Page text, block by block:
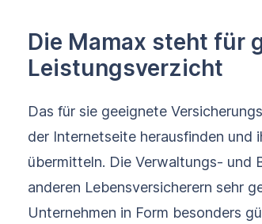
Die Mamax steht für
Leistungsverzicht
Das für sie geeignete
der Internetseite herausfinden und
übermitteln. Die Verwaltungs- und
anderen Lebensversicherern sehr
Unternehmen in Form besonders